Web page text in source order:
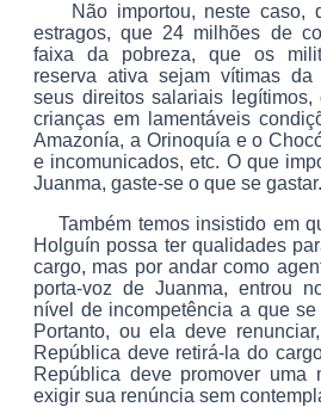
Não importou, neste caso,
estragos, que 24 milhões de
faixa da pobreza, que os
reserva ativa sejam vítimas
seus direitos salariais
crianças em lamentáveis
Amazonía, a Orinoquía e o
e incomunicados, etc. O que
Juanma, gaste-se o que se gastar.
Também temos insistido em
Holguín possa ter qualidades
cargo, mas por andar como
porta-voz de Juanma, entrou
nível de incompetência a que
Portanto, ou ela deve
República deve retirá-la do
República deve promover uma
exigir sua renúncia sem